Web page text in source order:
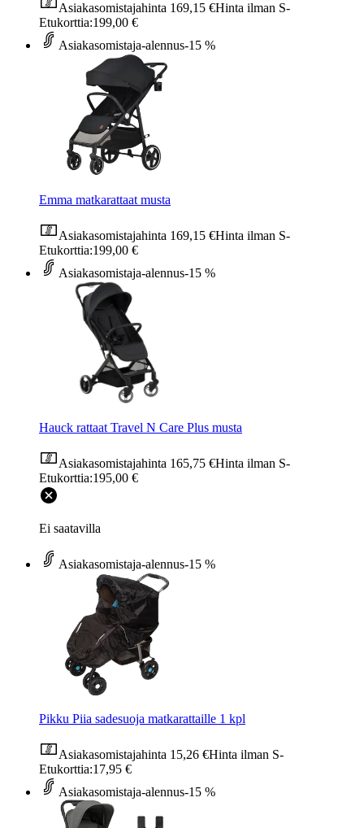
Asiakasomistajahinta 169,15 €Hinta ilman S-
Etukorttia:199,00 €
Asiakasomistaja-alennus-15 %
Emma matkarattaat musta
Asiakasomistajahinta 169,15 €Hinta ilman S-
Etukorttia:199,00 €
Asiakasomistaja-alennus-15 %
Hauck rattaat Travel N Care Plus musta
Asiakasomistajahinta 165,75 €Hinta ilman S-
Etukorttia:195,00 €
Ei saatavilla
Asiakasomistaja-alennus-15 %
Pikku Piia sadesuoja matkarattaille 1 kpl
Asiakasomistajahinta 15,26 €Hinta ilman S-
Etukorttia:17,95 €
Asiakasomistaja-alennus-15 %